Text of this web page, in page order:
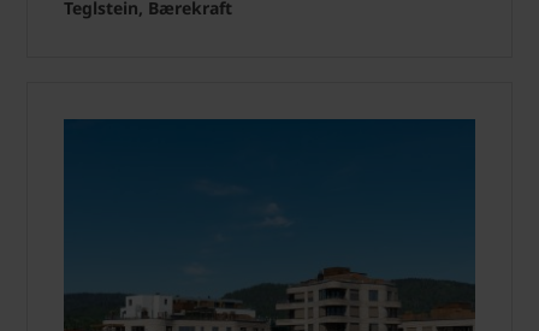
Teglstein, Bærekraft